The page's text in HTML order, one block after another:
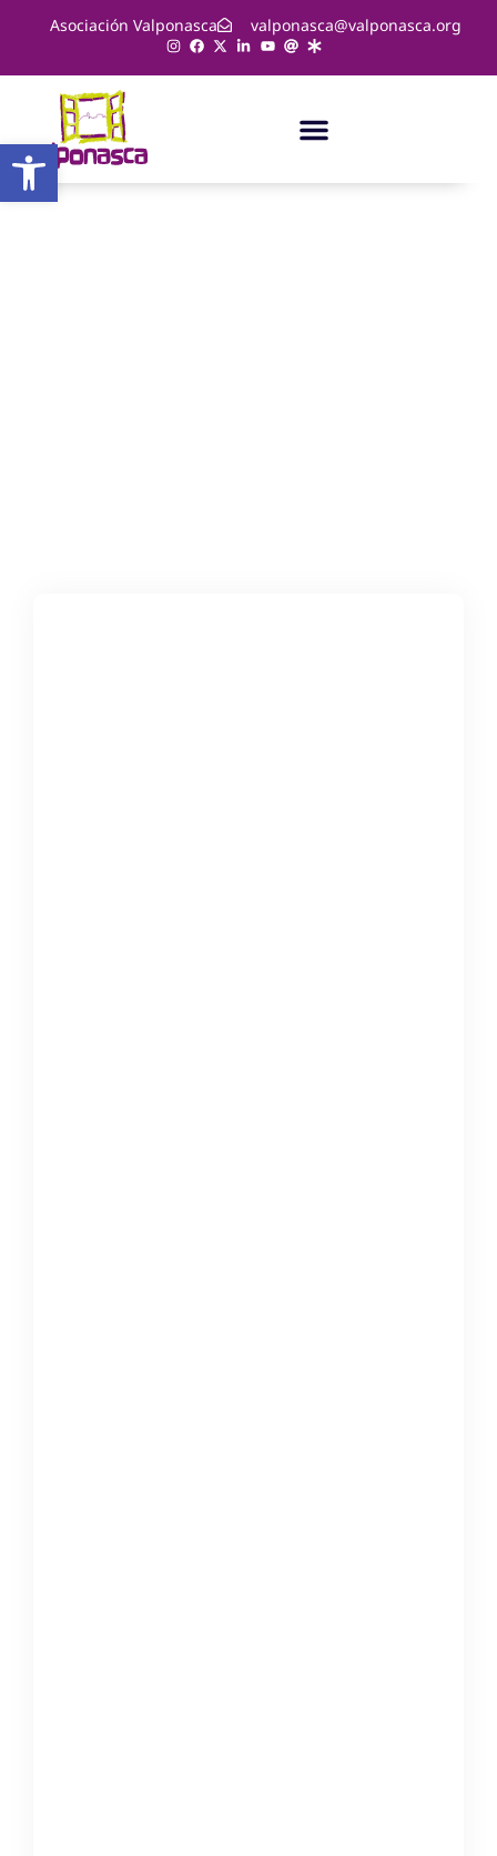
Asociación Valponasca valponasca@valponasca.org
Abrir barra de herramientas